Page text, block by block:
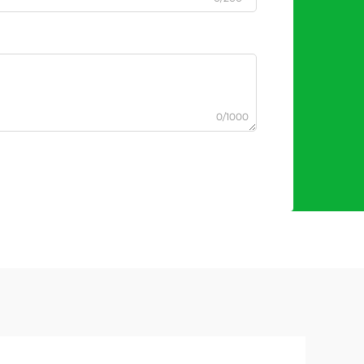
0/1000